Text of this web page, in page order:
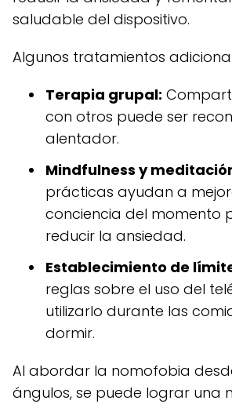
saludable del dispositivo.
Algunos tratamientos
Terapia grupal:
con otros puede ser
alentador.
Mindfulness y
prácticas ayudan a
conciencia del momento
reducir la ansiedad.
Establecimiento de
reglas sobre el uso del
utilizarlo durante las
dormir.
Al abordar la nomofobia
ángulos, se puede lograr una